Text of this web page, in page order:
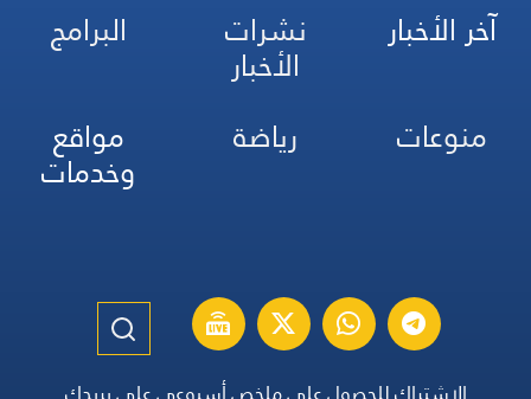
آخر الأخبار نشرات
الأخبار
البرامج
منوعات
رياضة مواقع
وخدمات